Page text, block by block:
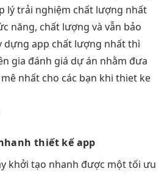
lý trải nghiệm chất lượng nhất
năng, chất lượng và vẫn bảo
dựng app chất lượng nhất thì
gia đánh giá dự án nhằm đưa
nhất cho các bạn khi thiet ke
thiết kế app
khởi tạo nhanh được mộttối ưu